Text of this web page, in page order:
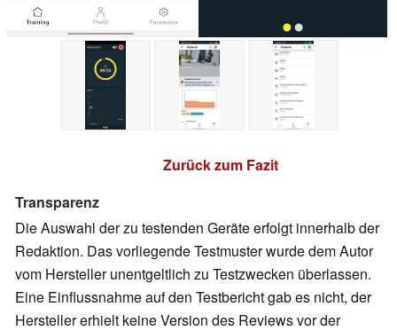
Zurück zum Fazit
Transparenz
Die Auswahl der zu testenden Geräte erfolgt innerhalb der
Redaktion. Das vorliegende Testmuster wurde dem Autor
vom Hersteller unentgeltlich zu Testzwecken überlassen.
Eine Einflussnahme auf den Testbericht gab es nicht, der
Hersteller erhielt keine Version des Reviews vor der